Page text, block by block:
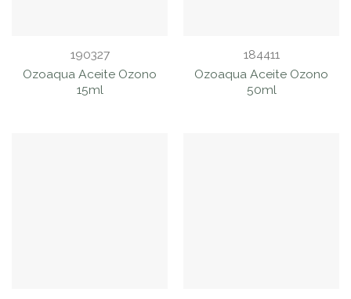
190327
Ozoaqua Aceite Ozono
15ml
184411
Ozoaqua Aceite Ozono
50ml